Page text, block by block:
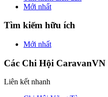
Mới nhất
Tìm kiếm hữu ích
Mới nhất
Các Chi Hội CaravanVN
Liên kết nhanh